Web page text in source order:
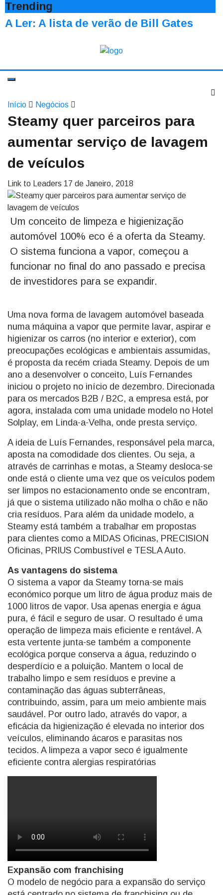
Trending
A Ler: A lista de verão de Bill Gates
Início Negócios
Steamy quer parceiros para
aumentar serviço de lavagem
de veículos
Link to Leaders 17 de Janeiro, 2018
Um conceito de limpeza e higienização
automóvel 100% eco é a oferta da Steamy.
O sistema funciona a vapor, começou a
funcionar no final do ano passado e precisa
de investidores para se expandir.
Uma nova forma de lavagem automóvel baseada
numa máquina a vapor que permite lavar, aspirar e
higienizar os carros (no interior e exterior), com
preocupações ecológicas e ambientais assumidas,
é proposta da recém criada Steamy. Depois de um
ano a desenvolver o conceito, Luís Fernandes
iniciou o projeto no início de dezembro. Direcionada
para os mercados B2B / B2C, a empresa está, por
agora, instalada com uma unidade modelo no Hotel
Solplay, em Linda-a-Velha, onde presta serviço.
A ideia de Luís Fernandes, responsável pela marca,
aposta na comodidade dos clientes. Ou seja, a
através de carrinhas e motas, a Steamy desloca-se
onde está o cliente uma vez que os veículos podem
ser limpos no estacionamento onde se encontram,
já que o sistema utilizado não molha o chão e não
cria resíduos. Para além da unidade modelo, a
Steamy está também a trabalhar em propostas
para clientes como a MIDAS Oficinas, PRECISION
Oficinas, PRIUS Combustível e TESLA Auto.
As vantagens do sistema
O sistema a vapor da Steamy torna-se mais
económico porque um litro de água produz mais de
1000 litros de vapor. Usa apenas energia e água
pura, é fácil e seguro de usar. O resultado é uma
operação de limpeza mais eficiente e rentável. A
esta vertente junta-se também a componente
ecológica porque conserva a água, reduzindo o
desperdício e a poluição. Mantem o local de
trabalho limpo e sem resíduos e previne a
contaminação das águas subterrâneas,
contribuindo, assim, para um meio ambiente mais
saudável. Por outro lado, através do vapor, a
eficácia da higienização é elevada no interior dos
veículos, eliminando ácaros e parasitas nos
tecidos. A limpeza a vapor seco é igualmente
eficiente contra alergias respiratórias
Expansão com franchising
O modelo de negócio para a expansão do serviço